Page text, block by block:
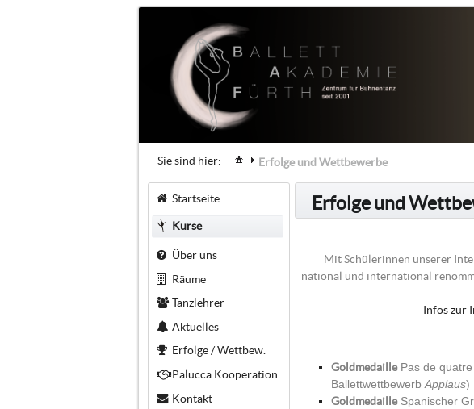
Sie sind hier: Erfolge und Wettbewerbe
Startseite
Kurse
Über uns
Räume
Tanzlehrer
Aktuelles
Erfolge / Wettbew.
Palucca Kooperation
Kontakt
Erfolge und
Mit Schülerinnen unserer
national und international
Infos zur
GoldmedaillePas de quatre
BallettwettbewerbApplaus)
GoldmedailleSpanischer